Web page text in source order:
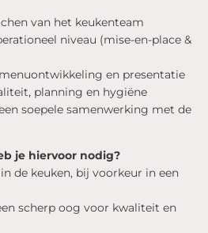
van het keukenteam
niveau (mise-en-place &
en presentatie
planning en hygiëne
soepele samenwerking met de
je hiervoor nodig?
de keuken, bij voorkeur in een
scherp oog voor kwaliteit en